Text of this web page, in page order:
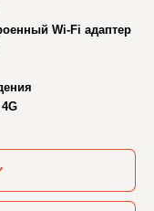
Wi-Fi адаптер